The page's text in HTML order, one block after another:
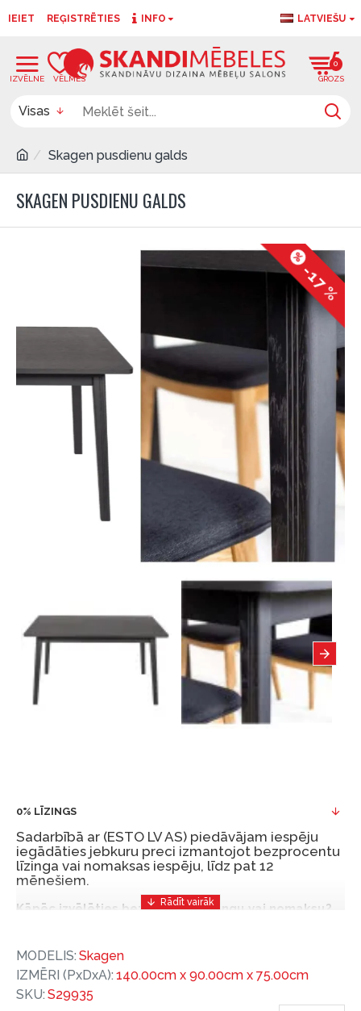
IEIET REĢISTRĒTIES INFO LATVIEŠU
0
Visas
Skagen pusdienu galds
SKAGEN PUSDIENU GALDS
-17 %
0% LĪZINGS
Sadarbībā ar (ESTO LV AS) piedāvājam iespēju
iegādāties jebkuru preci izmantojot bezprocentu
līzinga vai nomaksas iespēju, līdz pat 12
mēnešiem.
Kāpēc izvēlēties bezprocentu līzingu vai nomaksu?
un izdevīgs finansēšanas risinājums, lai iegādātos
vajadzīgās preces tulīt, bet par tām norēķinoties
vēlāk.
MODELIS: Skagen
IZMĒRI (PxDxA): 140.00cm x 90.00cm x 75.00cm
SKU: S29935